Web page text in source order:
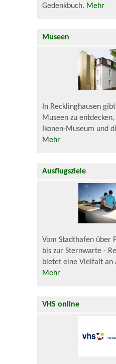
Gedenkbuch. Mehr
Museen
In Recklinghausen
Museen zu
Ikonen-Museum und
Mehr
Ausflugsziele
Vom Stadthafen über
bis zur Sternwarte -
bietet eine Vielfalt an
Mehr
VHS online